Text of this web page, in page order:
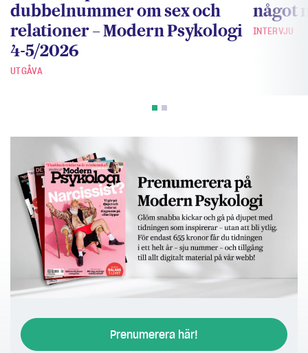
dubbelnummer om sex och
relationer – Modern Psykologi
4-5/2026
UTGÅVA
något
INTERVJU
Prenumerera här!